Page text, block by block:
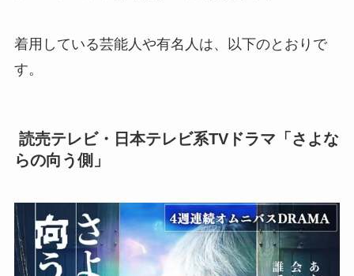
着用している芸能人や有名人は、以下のとおりで
す。
読売テレビ・日本テレビ系TVドラマ「さよな
らの向う側」